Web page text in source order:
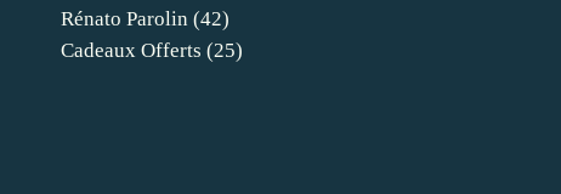
Rénato Parolin (42)
Cadeaux Offerts (25)